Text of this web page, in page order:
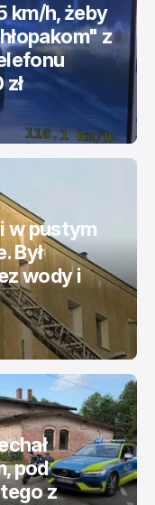
km/h, żeby
z
w pustym
Był
wody i
pod
z